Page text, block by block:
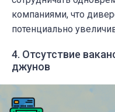
компаниями, что
потенциально
4. Отсутствие
джунов